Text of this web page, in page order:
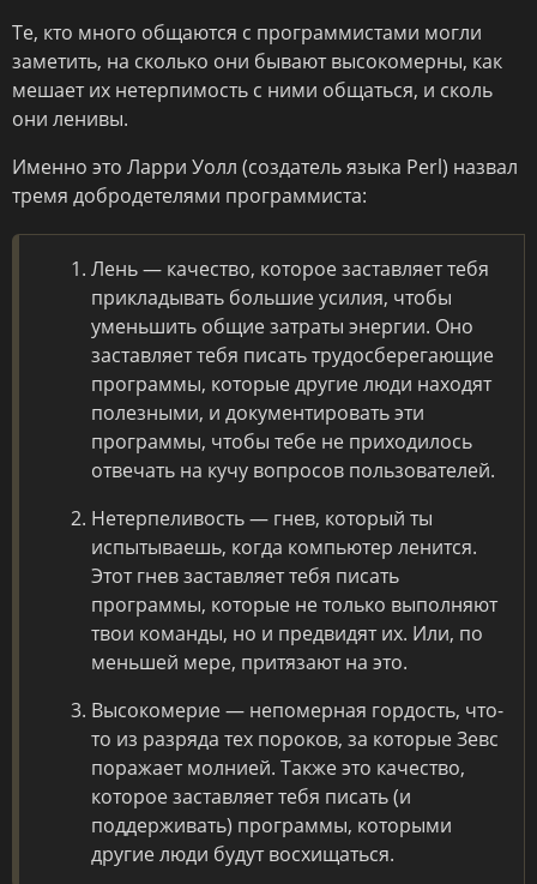
Те, кто много общаются с программистами могли
заметить, на сколько они бывают высокомерны, как
мешает их нетерпимость с ними общаться, и сколь
они ленивы.
Именно это Ларри Уолл (создатель языка Perl) назвал
тремя добродетелями программиста:
Лень — качество, которое заставляет тебя
прикладывать большие усилия, чтобы
уменьшить общие затраты энергии. Оно
заставляет тебя писать трудосберегающие
программы, которые другие люди находят
полезными, и документировать эти
программы, чтобы тебе не приходилось
отвечать на кучу вопросов пользователей.
Нетерпеливость — гнев, который ты
испытываешь, когда компьютер ленится.
Этот гнев заставляет тебя писать
программы, которые не только выполняют
твои команды, но и предвидят их. Или, по
меньшей мере, притязают на это.
Высокомерие — непомерная гордость, что-
то из разряда тех пороков, за которые Зевс
поражает молнией. Также это качество,
которое заставляет тебя писать (и
поддерживать) программы, которыми
другие люди будут восхищаться.